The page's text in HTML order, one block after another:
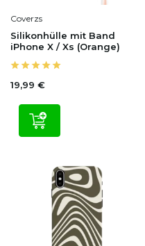
Coverzs
Silikonhülle mit Band
iPhone X / Xs (Orange)
19,99 €